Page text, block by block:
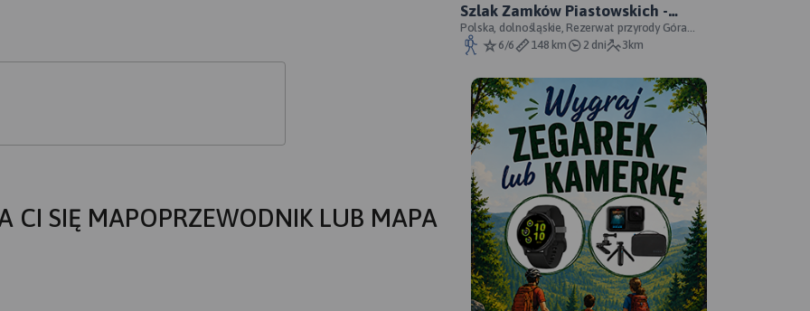
CI SIĘ MAPOPRZEWODNIK LUB MAPA
Szlak Zamków Piastowskich -
oficjalny przebieg
Polska, dolnośląskie, Rezerwat przyrody Góra
Choina, Zagórze Śląskie, powiat wałbrzyski
6/6 148 km 2 dni 3km